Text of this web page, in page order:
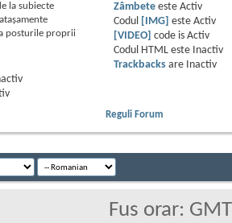
la subiecte
posturile proprii
Zâmbeteeste Activ
Codul
[IMG] este Activ
[VIDEO]
code is Activ
Codul HTML este
Inactiv
Trackbacksare
Inactiv
Reguli Forum
Fus orar: